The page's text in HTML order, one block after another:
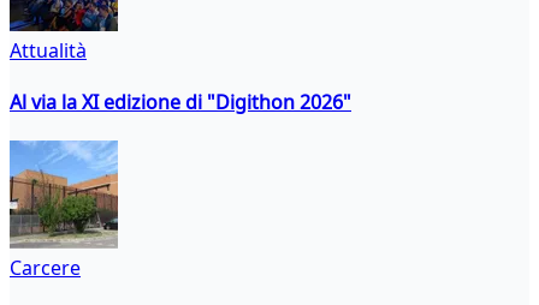
Attualità
Al via la XI edizione di "Digithon 2026"
Carcere